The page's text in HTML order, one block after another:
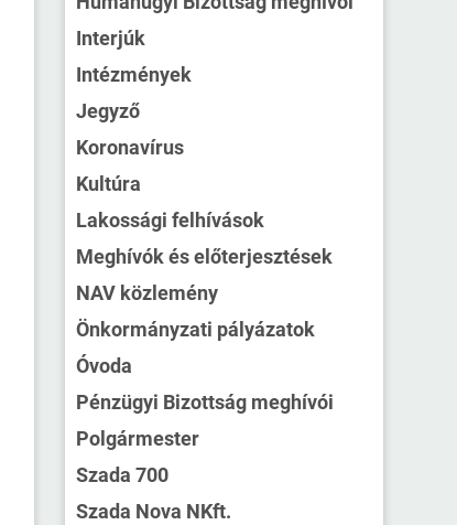
Interjúk
Intézmények
Jegyző
Koronavírus
Kultúra
Lakossági felhívások
Meghívók és előterjesztések
NAV közlemény
Önkormányzati pályázatok
Óvoda
Pénzügyi Bizottság meghívói
Polgármester
Szada 700
Szada Nova NKft.